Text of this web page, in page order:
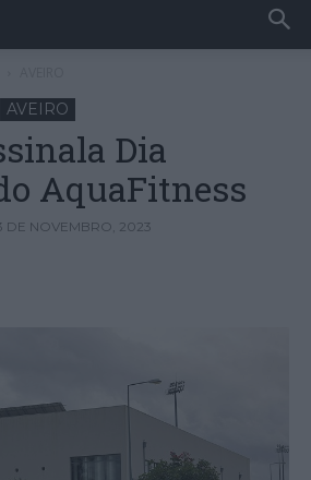
AVEIRO
Dia
AquaFitness
DE NOVEMBRO, 2023